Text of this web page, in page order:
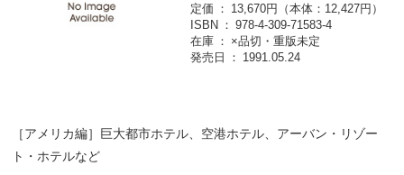
定価
13,670円（本体：12,427円）
ISBN
978-4-309-71583-4
在庫
×品切・重版未定
発売日
1991.05.24
［アメリカ編］巨大都市ホテル、空港ホテル、アーバン・リゾー
ト・ホテルなど